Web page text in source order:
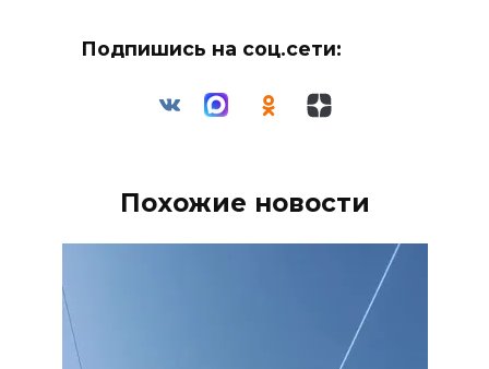
Подпишись на соц.сети:
Похожие новости